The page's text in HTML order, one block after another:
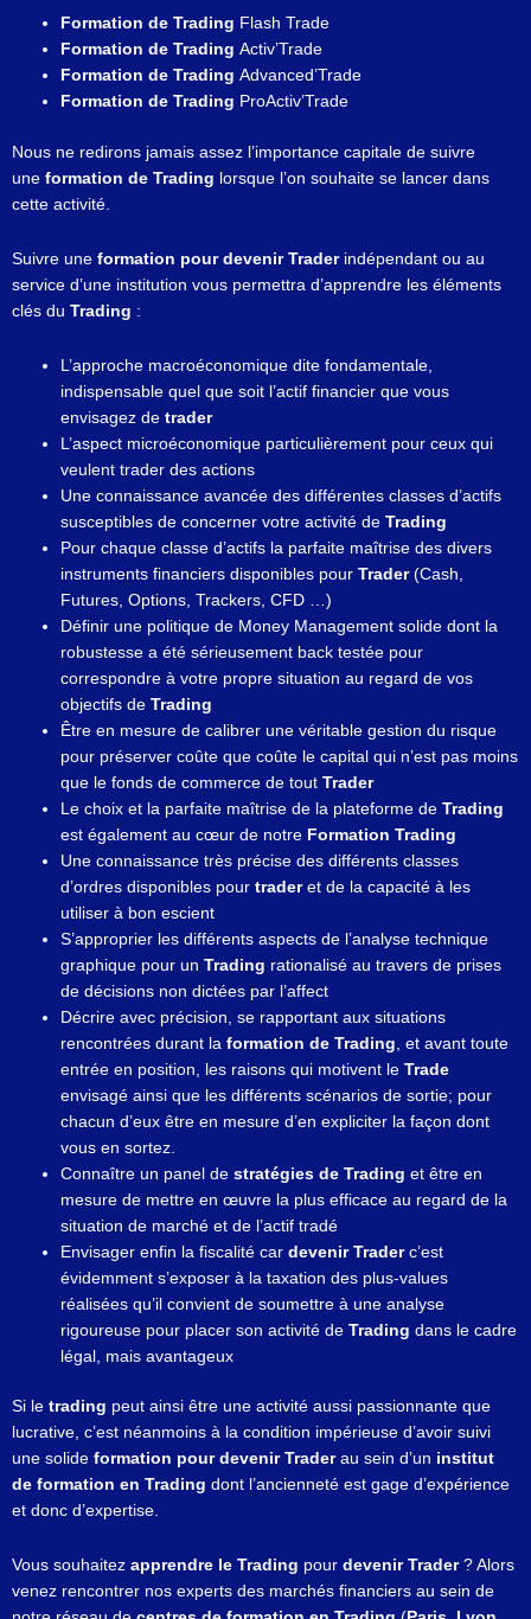
Formation de Trading Flash Trade
Formation de Trading Activ’Trade
Formation de Trading Advanced’Trade
Formation de Trading ProActiv’Trade
Nous ne redirons jamais assez l’importance capitale de suivre
une formation de Trading lorsque l’on souhaite se lancer dans
cette activité.
Suivre une formation pour devenir Trader indépendant ou au
service d’une institution vous permettra d’apprendre les éléments
clés du Trading :
L’approche macroéconomique dite fondamentale,
indispensable quel que soit l’actif financier que vous
envisagez detrader
L’aspect microéconomique particulièrement pour ceux qui
veulent trader des actions
Une connaissance avancée des différentes classes d’actifs
susceptibles de concerner votre activité deTrading
Pour chaque classe d’actifs la parfaite maîtrise des divers
instruments financiers disponibles pourTrader(Cash,
Futures, Options, Trackers, CFD …)
Définir une politique de Money Management solide dont la
robustesse a été sérieusement back testée pour
correspondre à votre propre situation au regard de vos
objectifs deTrading
Être en mesure de calibrer une véritable gestion du risque
pour préserver coûte que coûte le capital qui n’est pas moins
que le fonds de commerce de toutTrader
Le choix et la parfaite maîtrise de la plateforme deTrading
est également au cœur de notre Formation Trading
Une connaissance très précise des différents classes
d’ordres disponibles pourtraderet de la capacité à les
utiliser à bon escient
S’approprier les différents aspects de l’analyse technique
graphique pour unTrading rationalisé au travers de prises
de décisions non dictées par l’affect
Décrire avec précision, se rapportant aux situations
rencontrées durant laformation de Trading , et avant toute
entrée en position, les raisons qui motivent leTrade
envisagé ainsi que les différents scénarios de sortie; pour
chacun d’eux être en mesure d’en expliciter la façon dont
vous en sortez.
Connaître un panel de stratégies de Trading et être en
mesure de mettre en œuvre la plus efficace au regard de la
situation de marché et de l’actif tradé
Envisager enfin la fiscalité cardevenir Traderc’est
évidemment s’exposer à la taxation des plus-values
réalisées qu’il convient de soumettre à une analyse
rigoureuse pour placer son activité deTradingdans le cadre
légal, mais avantageux
Si le trading peut ainsi être une activité aussi passionnante que
lucrative, c’est néanmoins à la condition impérieuse d’avoir suivi
une solide formation pour devenir Traderau sein d’un institut
de formation en Trading dont l’ancienneté est gage d’expérience
et donc d’expertise.
Vous souhaitez apprendre le Trading pour devenir Trader? Alors
venez rencontrer nos experts des marchés financiers au sein de